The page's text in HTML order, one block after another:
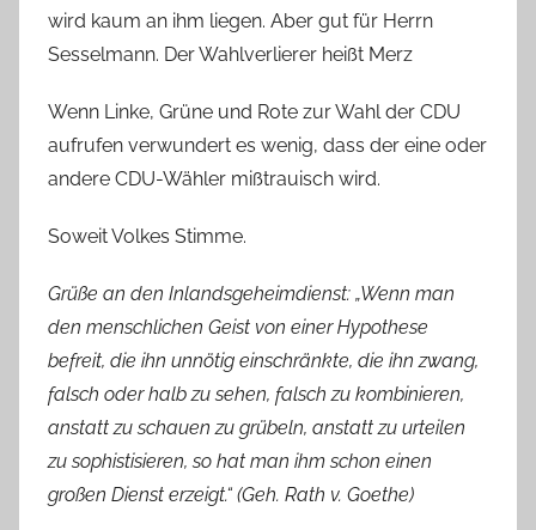
wird kaum an ihm liegen. Aber gut für Herrn
Sesselmann. Der Wahlverlierer heißt Merz
Wenn Linke, Grüne und Rote zur Wahl der CDU
aufrufen verwundert es wenig, dass der eine oder
andere CDU-Wähler mißtrauisch wird.
Soweit Volkes Stimme.
Grüße an den Inlandsgeheimdienst: „Wenn man
den menschlichen Geist von einer Hypothese
befreit, die ihn unnötig einschränkte, die ihn zwang,
falsch oder halb zu sehen, falsch zu kombinieren,
anstatt zu schauen zu grübeln, anstatt zu urteilen
zu sophistisieren, so hat man ihm schon einen
großen Dienst erzeigt.“ (Geh. Rath v. Goethe)